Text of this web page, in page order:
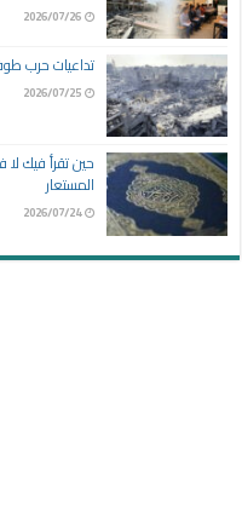
2026/07/26
تداعيات حرب
2026/07/25
حين تقرأ فيك لا
المستعار
2026/07/24